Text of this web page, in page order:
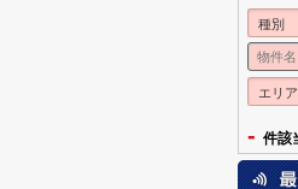
種別
エリ
- 件該